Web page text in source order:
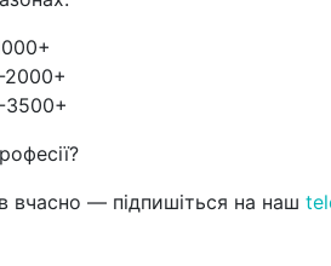
2000+
3500+
вчасно — підпишіться на наш